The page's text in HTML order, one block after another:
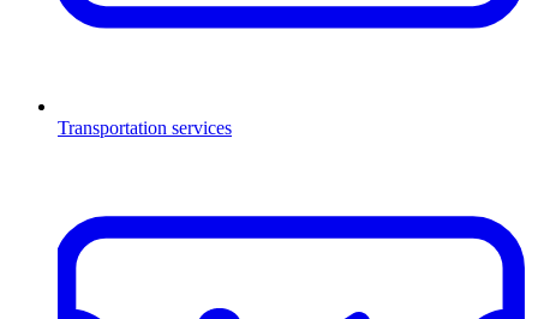
Transportation services